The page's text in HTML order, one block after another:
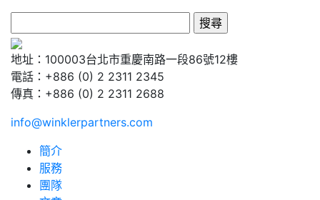
尋
關
鍵
字:
地址：100003台北市重慶南路一段86號12樓
電話：+886 (0) 2 2311 2345
傳真：+886 (0) 2 2311 2688
info@winklerpartners.com
簡介
服務
團隊